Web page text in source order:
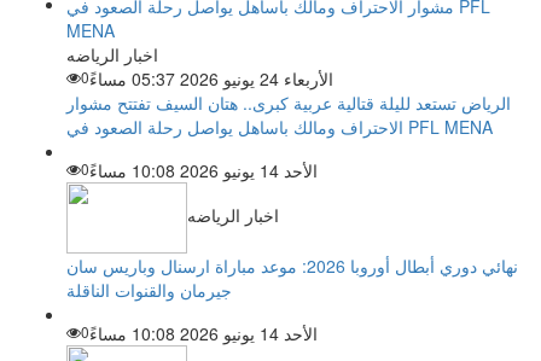
اخبار الرياضه
الأربعاء 24 يونيو 2026 05:37 مساءً
0
الرياض تستعد لليلة قتالية عربية كبرى.. هتان السيف تفتتح مشوار
الاحتراف ومالك باساهل يواصل رحلة الصعود في PFL MENA
الأحد 14 يونيو 2026 10:08 مساءً
0
اخبار الرياضه
نهائي دوري أبطال أوروبا 2026: موعد مباراة ارسنال وباريس سان
جيرمان والقنوات الناقلة
الأحد 14 يونيو 2026 10:08 مساءً
0